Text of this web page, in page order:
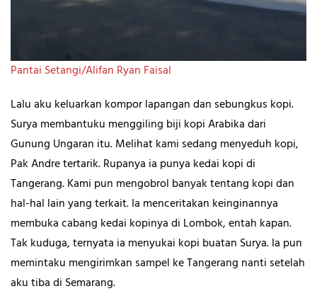
Pantai Setangi/Alifan Ryan Faisal
Lalu aku keluarkan kompor lapangan dan sebungkus kopi.
Surya membantuku menggiling biji kopi Arabika dari
Gunung Ungaran itu. Melihat kami sedang menyeduh kopi,
Pak Andre tertarik. Rupanya ia punya kedai kopi di
Tangerang. Kami pun mengobrol banyak tentang kopi dan
hal-hal lain yang terkait. Ia menceritakan keinginannya
membuka cabang kedai kopinya di Lombok, entah kapan.
Tak kuduga, ternyata ia menyukai kopi buatan Surya. Ia pun
memintaku mengirimkan sampel ke Tangerang nanti setelah
aku tiba di Semarang.